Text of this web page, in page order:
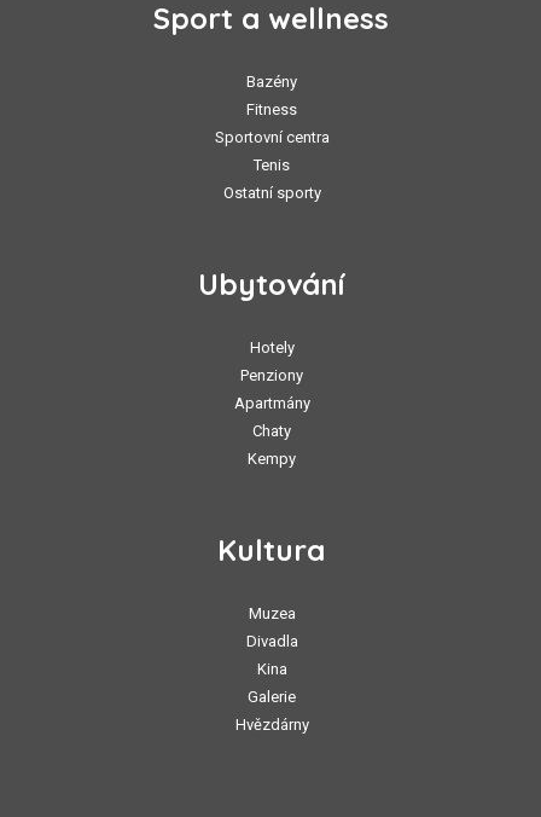
Sport a wellness
Bazény
Fitness
Sportovní centra
Tenis
Ostatní sporty
Ubytování
Hotely
Penziony
Apartmány
Chaty
Kempy
Kultura
Muzea
Divadla
Kina
Galerie
Hvězdárny